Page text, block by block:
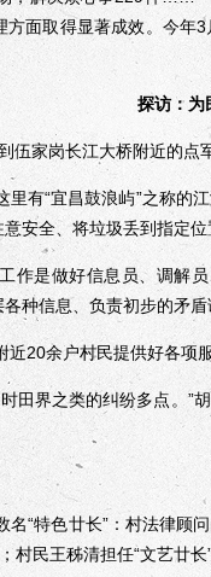
面取得显著成效。今年
探访：为
家岗长江大桥附近的点
“宜昌鼓浪屿”之称的
安全、将垃圾丢到指定
是做好信息员、调解
各种信息、负责初步的矛
余户村民提供好各项
界之类的纠纷多点。”胡
特色廿长”：村法律顾问
村民王秭清担任“文艺廿